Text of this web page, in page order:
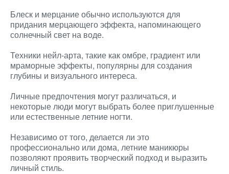
Блеск и мерцание обычно используются для
придания мерцающего эффекта, напоминающего
солнечный свет на воде.
Техники нейл-арта, такие как омбре, градиент или
мраморные эффекты, популярны для создания
глубины и визуального интереса.
Личные предпочтения могут различаться, и
некоторые люди могут выбрать более приглушенные
или естественные летние ногти.
Независимо от того, делается ли это
профессионально или дома, летние маникюры
позволяют проявить творческий подход и выразить
личный стиль.